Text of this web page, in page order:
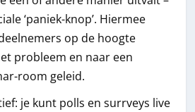
‘paniek-knop’. Hiermee
op de hoogte
probleem en naar een
room geleid.
je kunt polls en surrveys live